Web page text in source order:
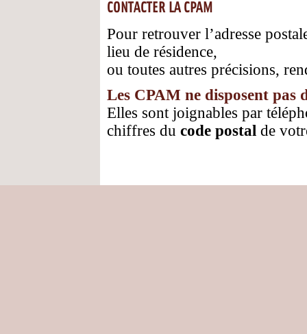
CONTACTER LA CPAM
Pour retrouver l’adresse
lieu de résidence,
ou toutes autres précisions,
Les CPAM ne disposent pas
Elles sont joignables par
chiffres du code postal de